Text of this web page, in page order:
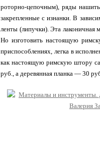
роторно-цепочным), ряды
закрепленные с изнанки. В
ленты (липучки). Эта лаконичная
Но изготовить настоящую
приспособлениях, легка в
как настоящую римскую штору
руб., а деревянная планка — 30